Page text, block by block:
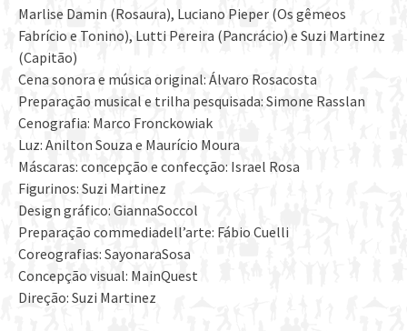
Marlise Damin (Rosaura), Luciano Pieper (Os gêmeos
Fabrício e Tonino), Lutti Pereira (Pancrácio) e Suzi Martinez
(Capitão)
Cena sonora e música original: Álvaro Rosacosta
Preparação musical e trilha pesquisada: Simone Rasslan
Cenografia: Marco Fronckowiak
Luz: Anilton Souza e Maurício Moura
Máscaras: concepção e confecção: Israel Rosa
Figurinos: Suzi Martinez
Design gráfico: GiannaSoccol
Preparação commediadell’arte: Fábio Cuelli
Coreografias: SayonaraSosa
Concepção visual: MainQuest
Direção: Suzi Martinez